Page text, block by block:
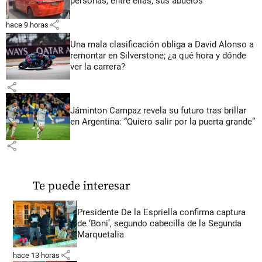
hace 9 horas share
Una mala clasificación obliga a David Alonso a
remontar en Silverstone; ¿a qué hora y dónde
ver la carrera?
share
Jáminton Campaz revela su futuro tras brillar
en Argentina: “Quiero salir por la puerta grande”
share
Te puede interesar
Presidente De la Espriella confirma captura
de ‘Boni’, segundo cabecilla de la Segunda
Marquetalia
hace 13 horas share